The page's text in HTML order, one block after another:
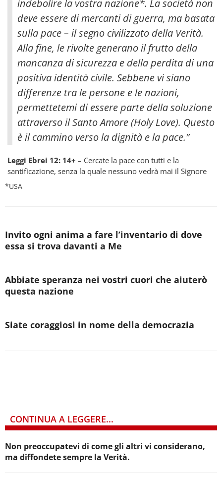
indebolire la vostra nazione*. La società non
deve essere di mercanti di guerra, ma basata
sulla pace – il segno civilizzato della Verità.
Alla fine, le rivolte generano il frutto della
mancanza di sicurezza e della perdita di una
positiva identità civile. Sebbene vi siano
differenze tra le persone e le nazioni,
permettetemi di essere parte della soluzione
attraverso il Santo Amore (Holy Love). Questo
è il cammino verso la dignità e la pace.”
Leggi Ebrei 12: 14+ – Cercate la pace con tutti e la
santificazione, senza la quale nessuno vedrà mai il Signore
*USA
Invito ogni anima a fare l’inventario di dove
essa si trova davanti a Me
Abbiate speranza nei vostri cuori che aiuterò
questa nazione
Siate coraggiosi in nome della democrazia
CONTINUA A LEGGERE...
Non preoccupatevi di come gli altri vi considerano,
ma diffondete sempre la Verità.